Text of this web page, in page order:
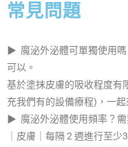
常見問題
▶ 魔泌外泌體可單獨使用嗎
可以。
基於塗抹皮膚的吸收程度有
充我們有的設備療程)，一
▶ 魔泌外泌體使用頻率？需
｜皮膚｜每隔 2 週進行至少3